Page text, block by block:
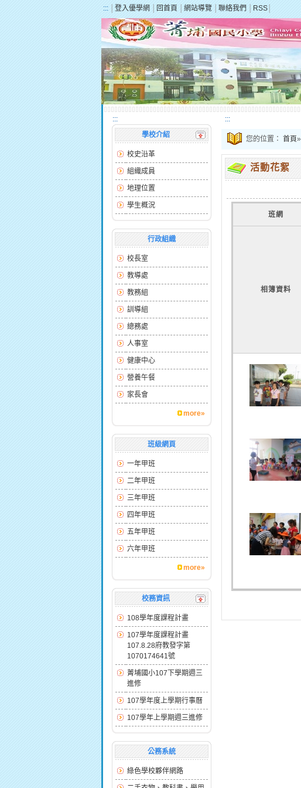
::: 登入優學網 回首頁 網站導覽 聯絡我們 RSS
:::
學校介紹
校史沿革
組織成員
地理位置
學生概況
行政組織
校長室
教導處
教務組
訓導組
總務處
人事室
健康中心
營養午餐
家長會
more»
班級網頁
一年甲班
二年甲班
三年甲班
四年甲班
五年甲班
六年甲班
more»
校務資訊
108學年度課程計畫
107學年度課程計畫
107.8.28府教發字第
1070174641號
菁埔國小107下學期週三
進修
107學年度上學期行事曆
107學年上學期週三進修
公務系統
綠色學校夥伴網路
:::
您的位置： 首頁»
活動花絮
班網
相簿資料